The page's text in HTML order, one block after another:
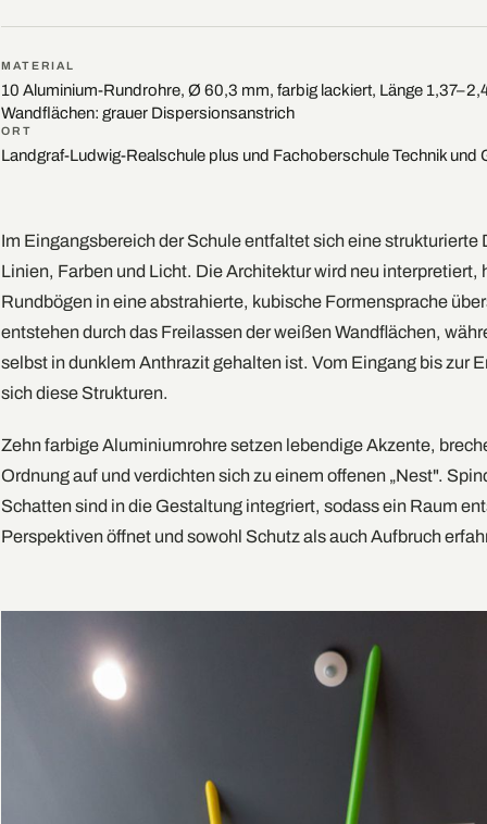
MATERIAL
10 Aluminium-Rundrohre, Ø 60,3 mm, farbig lackiert, Länge
Wandflächen: grauer Dispersionsanstrich
ORT
Landgraf-Ludwig-Realschule plus und Fachoberschule Technik und
Im Eingangsbereich der Schule entfaltet sich eine strukturierte
Linien, Farben und Licht. Die Architektur wird neu interpretiert,
Rundbögen in eine abstrahierte, kubische Formensprache
entstehen durch das Freilassen der weißen Wandflächen,
selbst in dunklem Anthrazit gehalten ist. Vom Eingang bis zur
sich diese Strukturen.
Zehn farbige Aluminiumrohre setzen lebendige Akzente,
Ordnung auf und verdichten sich zu einem offenen „Nest".
Schatten sind in die Gestaltung integriert, sodass ein Raum
Perspektiven öffnet und sowohl Schutz als auch Aufbruch